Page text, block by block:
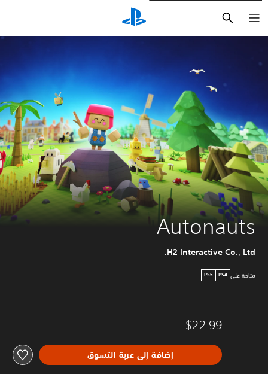
Autonauts
H2 Interactive Co., Ltd.
متاحة على PS4
PS5
$22.99
إضافة إلى عربة التسوق